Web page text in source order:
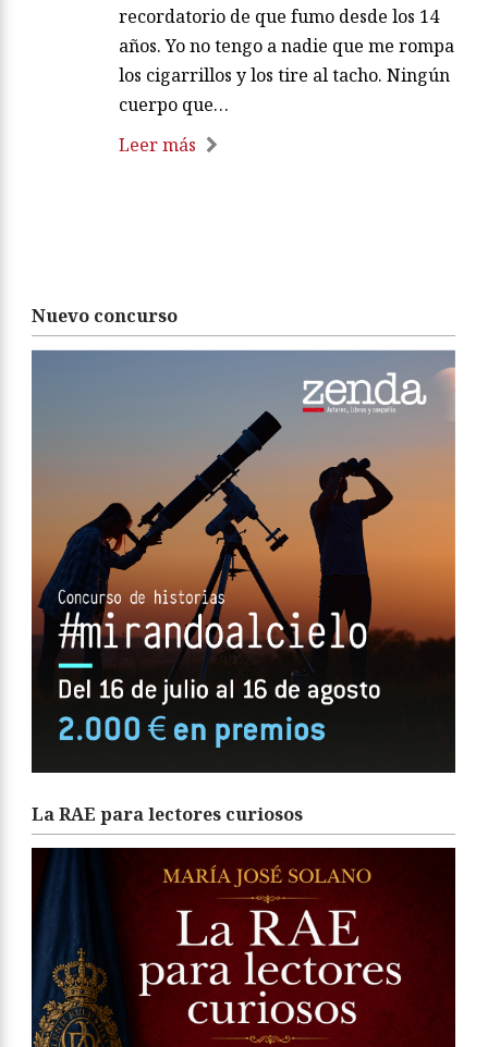
recordatorio de que fumo desde los 14
años. Yo no tengo a nadie que me rompa
los cigarrillos y los tire al tacho. Ningún
cuerpo que…
Leer más
Nuevo concurso
La RAE para lectores curiosos